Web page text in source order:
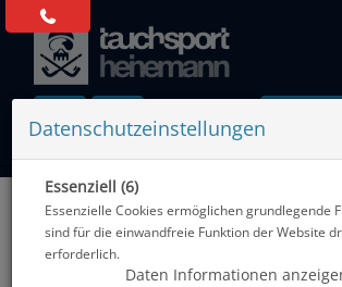
Alle Artikel zeigen aus: Neopren
Datenschutzeinstellungen
Essenziell (6)
Essenzielle Cookies ermöglichen grundlegende
sind für die einwandfreie Funktion der Website
erforderlich.
Daten Informationen